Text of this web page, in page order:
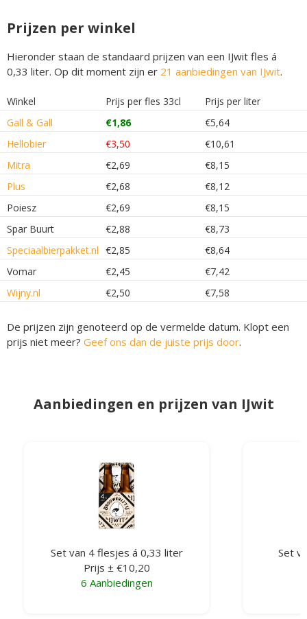
Prijzen per winkel
Hieronder staan de standaard prijzen van een IJwit fles á
0,33 liter. Op dit moment zijn er 21 aanbiedingen van IJwit.
Winkel Prijs per fles 33cl
Prijs per liter
Gall & Gall
€1,86
€5,64
Hellobier
€3,50
€10,61
Mitra
€2,69
€8,15
Plus
€2,68
€8,12
Poiesz
€2,69
€8,15
Spar Buurt
€2,88
€8,73
Speciaalbierpakket.nl €2,85
€8,64
Vomar
€2,45
€7,42
Wijny.nl
€2,50 €7,58
De prijzen zijn genoteerd op de vermelde datum. Klopt een
prijs niet meer? Geef ons dan de juiste prijs door.
Aanbiedingen en prijzen van IJwit
Set van 4 flesjes á 0,33 liter
Prijs ± €10,20
6 Aanbiedingen
Set